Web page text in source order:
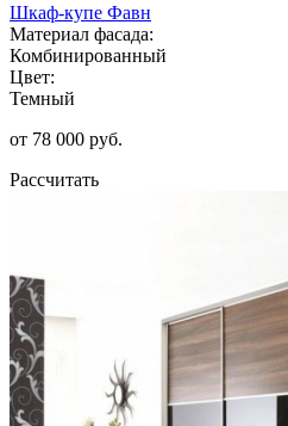
Шкаф-купе Фавн
Материал фасада:
Комбинированный
Цвет:
Темный
от 78 000 руб.
Рассчитать